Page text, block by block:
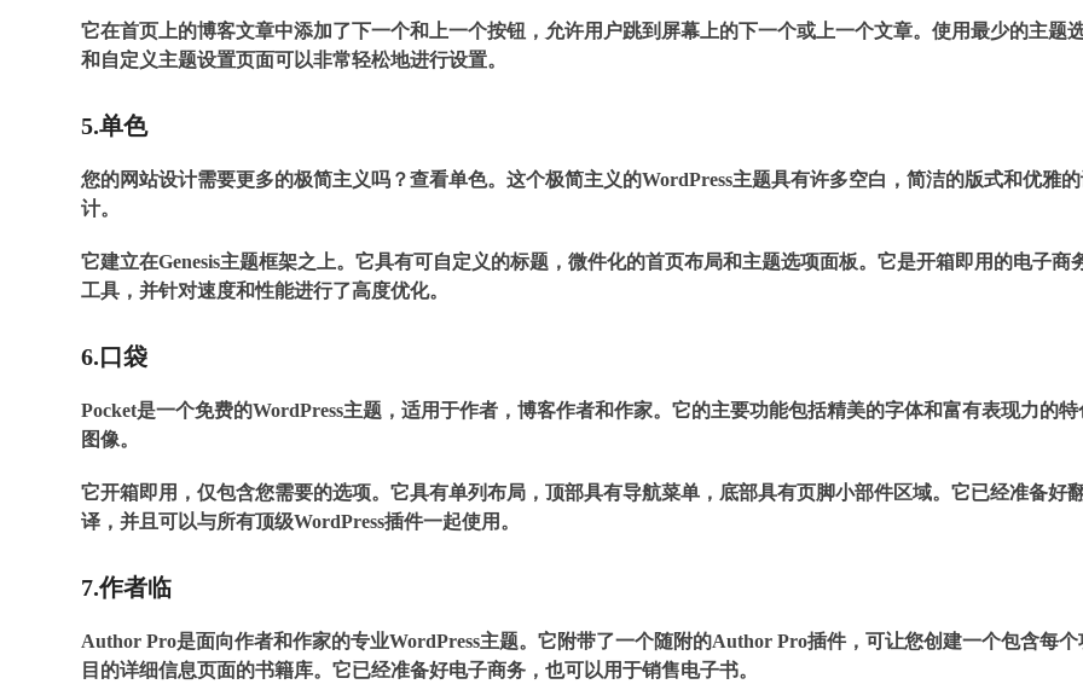
它在首页上的博客文章中添加了下一个和上一个按钮，允许用户跳到屏幕上的下一个或上一个文章。使用最少的主题
和自定义主题设置页面可以非常轻松地进行设置。
5.单色
您的网站设计需要更多的极简主义吗？查看单色。这个极简主义的WordPress主题具有许多空白，简洁的版式和优雅
计。
它建立在Genesis主题框架之上。它具有可自定义的标题，微件化的首页布局和主题选项面板。它是开箱即用的电子商
工具，并针对速度和性能进行了高度优化。
6.口袋
Pocket是一个免费的WordPress主题，适用于作者，博客作者和作家。它的主要功能包括精美的字体和富有表现力的特
图像。
它开箱即用，仅包含您需要的选项。它具有单列布局，顶部具有导航菜单，底部具有页脚小部件区域。它已经准备好
译，并且可以与所有顶级WordPress插件一起使用。
7.作者临
Author Pro是面向作者和作家的专业WordPress主题。它附带了一个随附的Author Pro插件，可让您创建一个包含每个
目的详细信息页面的书籍库。它已经准备好电子商务，也可以用于销售电子书。